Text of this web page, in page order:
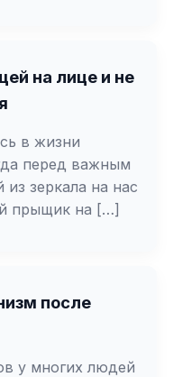
на лице и не
в жизни
перед важным
зеркала на нас
прыщик на […]
после
у многих людей